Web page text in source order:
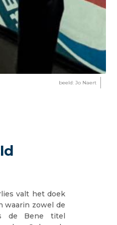
beeld: Jo Naert
valt het doek
waarin zowel de
de Bene titel